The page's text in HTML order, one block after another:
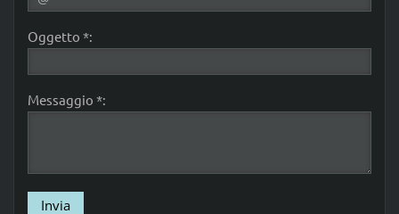
Oggetto *:
Messaggio *: